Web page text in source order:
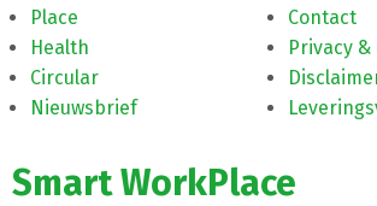
Place
Health
Circular
Nieuwsbrief
Contact
Privacy &
Smart WorkPlace